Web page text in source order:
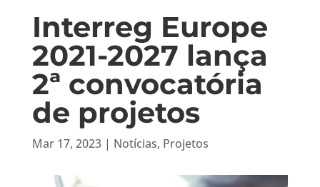
Interreg Europe
2021-2027 lança
2ª convocatória
de projetos
Mar 17, 2023| Notícias, Projetos